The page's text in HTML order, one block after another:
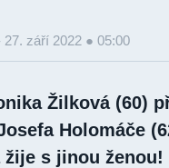
27. září 2022 ● 05:00
Žilková (60)
Holomáče
žije s jinou